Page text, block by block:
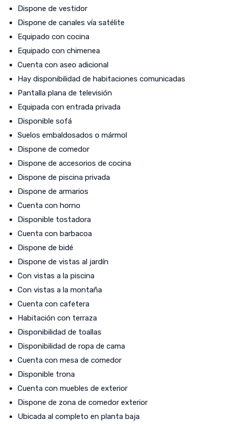
Dispone de vestidor
Dispone de canales vía satélite
Equipado con cocina
Equipado con chimenea
Cuenta con aseo adicional
Hay disponibilidad de habitaciones comunicadas
Pantalla plana de televisión
Equipada con entrada privada
Disponible sofá
Suelos embaldosados o mármol
Dispone de comedor
Dispone de accesorios de cocina
Dispone de piscina privada
Dispone de armarios
Cuenta con horno
Disponible tostadora
Cuenta con barbacoa
Dispone de bidé
Dispone de vistas al jardín
Con vistas a la piscina
Con vistas a la montaña
Cuenta con cafetera
Habitación con terraza
Disponibilidad de toallas
Disponibilidad de ropa de cama
Cuenta con mesa de comedor
Disponible trona
Cuenta con muebles de exterior
Dispone de zona de comedor exterior
Ubicada al completo en planta baja